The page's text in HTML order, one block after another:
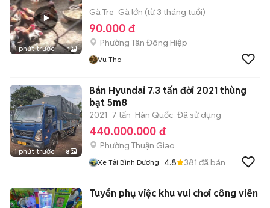
1 phút trước 1
Gà Tre Gà lớn (từ 3 tháng tuổi)
90.000 đ
Phường Tân Đông Hiệp
Vu Tho
1 phút trước 8
Bán Hyundai 7.3 tấn đời 2021 thùng
bạt 5m8
2021 7 tấn Hàn Quốc Đã sử dụng
440.000.000 đ
Phường Thuận Giao
Xe Tải Bình Dương 4.8 381 đã bán
Tuyển phụ việc khu vui chơi công viên